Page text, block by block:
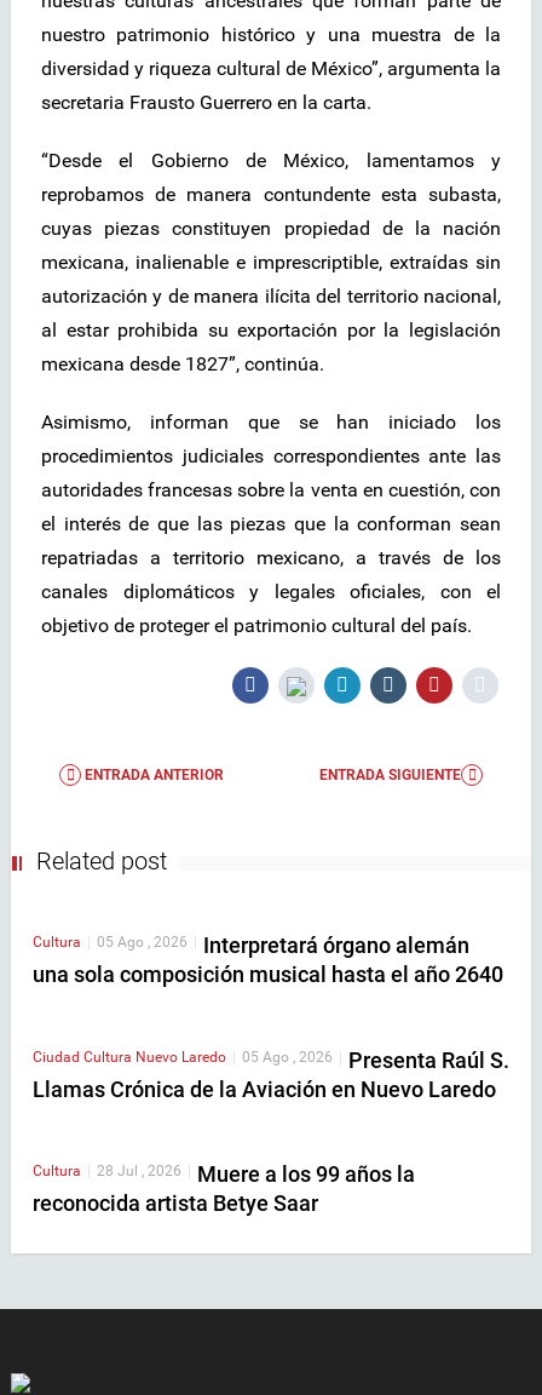
nuestro patrimonio histórico y una muestra de la
diversidad y riqueza cultural de México”, argumenta la
secretaria Frausto Guerrero en la carta.
“Desde el Gobierno de México, lamentamos y
reprobamos de manera contundente esta subasta,
cuyas piezas constituyen propiedad de la nación
mexicana, inalienable e imprescriptible, extraídas sin
autorización y de manera ilícita del territorio nacional,
al estar prohibida su exportación por la legislación
mexicana desde 1827”, continúa.
Asimismo, informan que se han iniciado los
procedimientos judiciales correspondientes ante las
autoridades francesas sobre la venta en cuestión, con
el interés de que las piezas que la conforman sean
repatriadas a territorio mexicano, a través de los
canales diplomáticos y legales oficiales, con el
objetivo de proteger el patrimonio cultural del país.
ENTRADA ANTERIOR ENTRADA SIGUIENTE
Related post
Cultura 05 Ago , 2026
Interpretará órgano alemán
una sola composición musical hasta el año 2640
Ciudad Cultura Nuevo Laredo | 05 Ago , 2026 | Presenta Raúl S.
Llamas Crónica de la Aviación en Nuevo Laredo
Cultura 28 Jul , 2026
Muere a los 99 años la
reconocida artista Betye Saar